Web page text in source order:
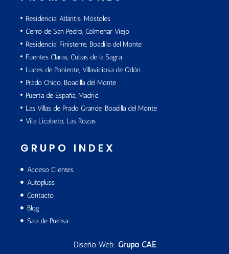
Residencial Atlantis, Móstoles
Cerro de San Pedro, Colmenar Viejo
Residencial Finisterre, Boadilla del Monte
Fuentes Claras, Cubas de la Sagra
Luces de Poniente, Villaviciosa de Odón
Prado Chico, Boadilla del Monte
Puerta de España, Madrid
Las Villas de Prado Grande, Boadilla del Monte
Villa Licabeto, Las Rozas
GRUPO INDEX
Acceso Clientes
Autopluss
Contacto
Blog
Sala de Prensa
Diseño Web: Grupo CAE